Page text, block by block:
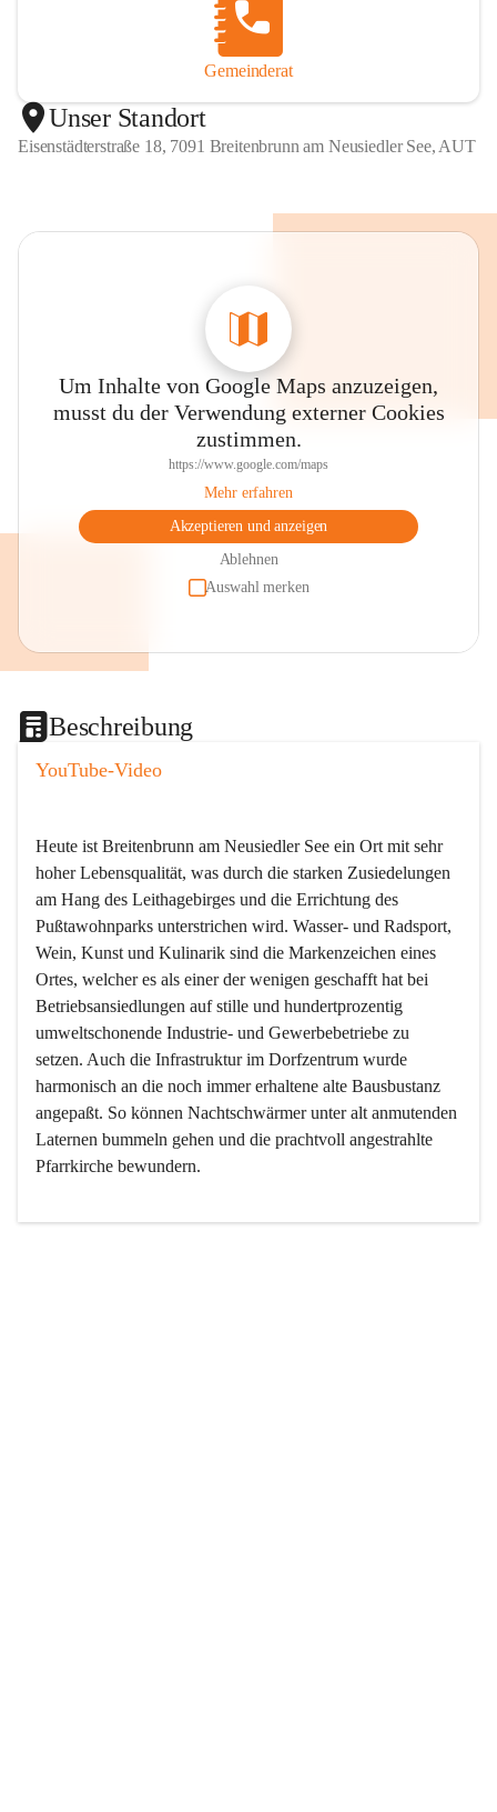
Gemeinderat
Unser Standort
Eisenstädterstraße 18, 7091 Breitenbrunn am Neusiedler See, AUT
Um Inhalte von Google Maps anzuzeigen,
musst du der Verwendung externer Cookies
zustimmen.
https://www.google.com/maps
Mehr erfahren
Akzeptieren und anzeigen
Ablehnen
Auswahl merken
Beschreibung
YouTube-Video
Heute ist Breitenbrunn am Neusiedler See ein Ort mit sehr
hoher Lebensqualität, was durch die starken Zusiedelungen
am Hang des Leithagebirges und die Errichtung des
Pußtawohnparks unterstrichen wird. Wasser- und Radsport,
Wein, Kunst und Kulinarik sind die Markenzeichen eines
Ortes, welcher es als einer der wenigen geschafft hat bei
Betriebsansiedlungen auf stille und hundertprozentig
umweltschonende Industrie- und Gewerbebetriebe zu
setzen. Auch die Infrastruktur im Dorfzentrum wurde
harmonisch an die noch immer erhaltene alte Bausbustanz
angepaßt. So können Nachtschwärmer unter alt anmutenden
Laternen bummeln gehen und die prachtvoll angestrahlte
Pfarrkirche bewundern.
Der Weinbau dominert heute nicht mehr, ist aber integrativer